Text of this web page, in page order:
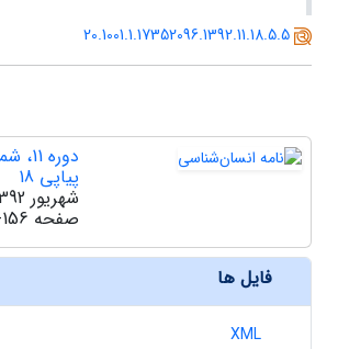
20.1001.1.17352096.1392.11.18.5.5
پیاپی 18
شهریور 1392
صفحه
فایل ها
XML